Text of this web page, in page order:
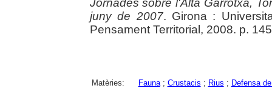
Jornades sobre l'Alta Garrotxa,
juny de 2007. Girona :
Pensament Territorial, 2008. p.
Matèries: Fauna; Crustacis ; Rius ; Defensa